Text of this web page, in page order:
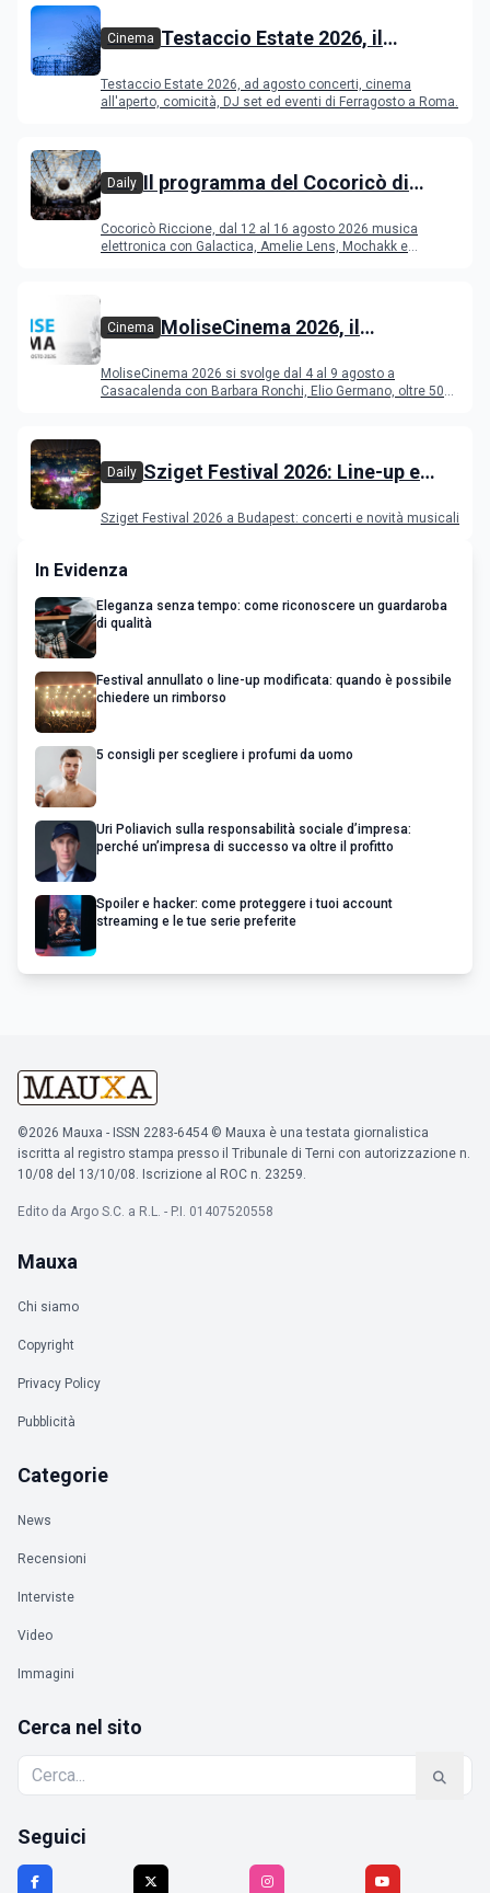
Cinema Testaccio Estate 2026, il
Ferragosto
Testaccio Estate 2026, ad agosto concerti, cinema
all'aperto, comicità, DJ set ed eventi di Ferragosto a Roma.
Daily Il programma del Cocoricò di
Cocoricò Riccione, dal 12 al 16 agosto 2026 musica
elettronica con Galactica, Amelie Lens, Mochakk e
Cinema MoliseCinema 2026, il
MoliseCinema 2026 si svolge dal 4 al 9 agosto a
Casacalenda con Barbara Ronchi, Elio Germano, oltre 50
Daily Sziget Festival 2026: Line-up e
Sziget Festival 2026 a Budapest: concerti e novità musicali
In Evidenza
Eleganza senza tempo: come riconoscere un guardaroba
di qualità
Festival annullato o line-up modificata: quando è possibile
chiedere un rimborso
5 consigli per scegliere i profumi da uomo
Uri Poliavich sulla responsabilità sociale d’impresa:
perché un’impresa di successo va oltre il profitto
Spoiler e hacker: come proteggere i tuoi account
streaming e le tue serie preferite
©2026 Mauxa - ISSN 2283-6454 © Mauxa è una testata giornalistica
iscritta al registro stampa presso il Tribunale di Terni con autorizzazione n.
10/08 del 13/10/08. Iscrizione al ROC n. 23259.
Edito da Argo S.C. a R.L. - P.I. 01407520558
Mauxa
Chi siamo
Copyright
Privacy Policy
Pubblicità
Categorie
News
Recensioni
Interviste
Video
Immagini
Cerca nel sito
Seguici